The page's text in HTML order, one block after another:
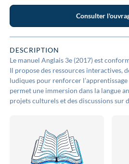
Consulter
DESCRIPTION
Le manuel Anglais 3e (2017) est
Il propose des ressources interactives,
ludiques pour renforcer l’apprentissage
permet une immersion dans la langue
projets culturels et des discussions sur